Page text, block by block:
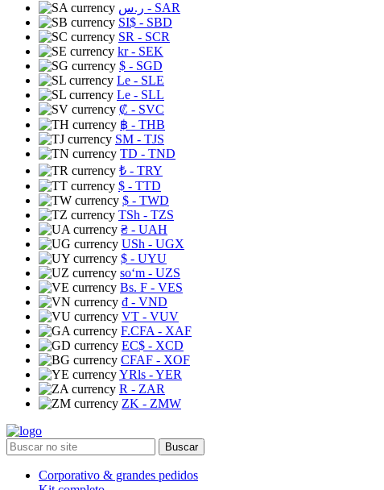
ر.س - SAR
SI$ - SBD
SR - SCR
kr- SEK
$ - SGD
Le - SLE
Le - SLL
₡ - SVC
฿ - THB
ЅМ - TJS
TD - TND
₺ - TRY
$ - TTD
$ - TWD
TSh - TZS
₴ - UAH
USh - UGX
$ - UYU
soʻm - UZS
Bs. F - VES
₫ - VND
VT - VUV
F.CFA - XAF
EC$ - XCD
CFAF - XOF
YRls - YER
R - ZAR
ZK - ZMW
Buscar
Corporativo & grandes pedidos